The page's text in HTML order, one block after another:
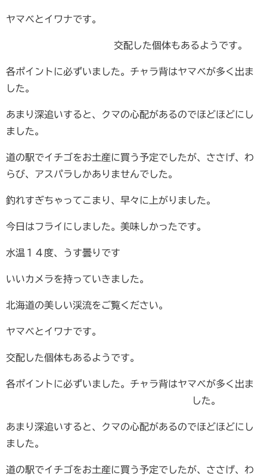
ヤマベとイワナです。
交配した個体もあるようです。
各ポイントに必ずいました。チャラ背はヤマベが多く出ま
した。
あまり深追いすると、クマの心配があるのでほどほどにし
ました。
道の駅でイチゴをお土産に買う予定でしたが、ささげ、わ
らび、アスパラしかありませんでした。
釣れすぎちゃってこまり、早々に上がりました。
今日はフライにしました。美味しかったです。
水温１４度、うす曇りです
いいカメラを持っていきました。
北海道の美しい渓流をご覧ください。
ヤマベとイワナです。
交配した個体もあるようです。
各ポイントに必ずいました。チャラ背はヤマベが多く出ま
した。
あまり深追いすると、クマの心配があるのでほどほどにし
ました。
道の駅でイチゴをお土産に買う予定でしたが、ささげ、わ